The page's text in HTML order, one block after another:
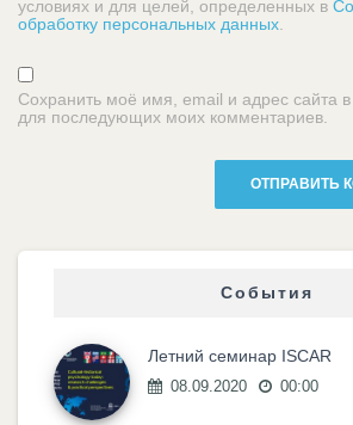
условиях и для целей, определенных в
обработку персональных данных
Сохранить моё имя, email и адрес сайта
для последующих моих комментариев.
События
Летний семинар ISCAR
08.09.2020 00:00